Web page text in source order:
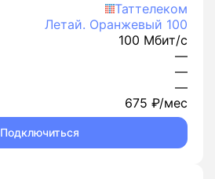
Таттелеком
Летай. Оранжевый 100
100 Мбит/с
—
—
—
675 ₽/мес
Подключиться